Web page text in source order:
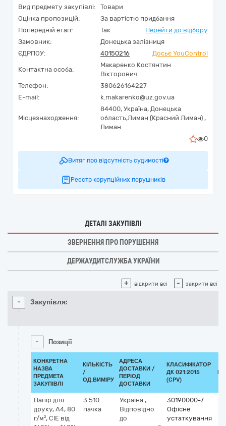
Вид предмету закупівлі:
Товари
Оцінка пропозицій:
За вартістю придбання
Попередній етап:
Так
Перейти до відбору
Замовник:
Донецька залізниця
ЄДРПОУ:
40150216 Досьє YouControl
Контактна особа:
Макаренко Костянтин
Вікторович
Телефон:
380626164227
E-mail:
k.makarenko@uz.gov.ua
Місцезнаходження:
84400, Україна, Донецька
область,Лиман (Красний Лиман) ,
Лиман
0
Витяг про відсутність судимості
Реєстр корупційних порушників
ДЕТАЛІ ЗАКУПІВЛІ
ЗВЕРНЕННЯ ПРО ПОРУШЕННЯ
ДЕРЖАУДИТСЛУЖБА УКРАЇНИ
+ відкрити всі - закрити всі
- Закупівля:
- Позиції
КОНКРЕТНА
НАЗВА
ПРЕДМЕТА
ЗАКУПІВЛІ
КІЛЬКІСТЬ
/
ОД.ВИМІРУ
АДРЕСА
ДОСТАВКИ /
ПЕРІОД
ДОСТАВКИ
КЛАСИФІКАТОР
ДК 021:2015
(CPV)
Папір для
друку, А4, 80
г/м², СIE від
3 510
пачка
Україна ,
Відповідно
до
30190000-7
Офісне
устаткування